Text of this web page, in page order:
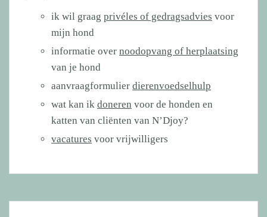
ik wil graag privéles of gedragsadvies voor
mijn hond
informatie over noodopvang of herplaatsing
van je hond
aanvraagformulier dierenvoedselhulp
wat kan ik doneren voor de honden en
katten van cliënten van N’Djoy?
vacatures voor vrijwilligers